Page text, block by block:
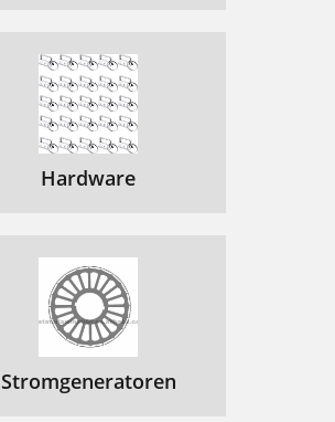
Hardware
Stromgeneratoren